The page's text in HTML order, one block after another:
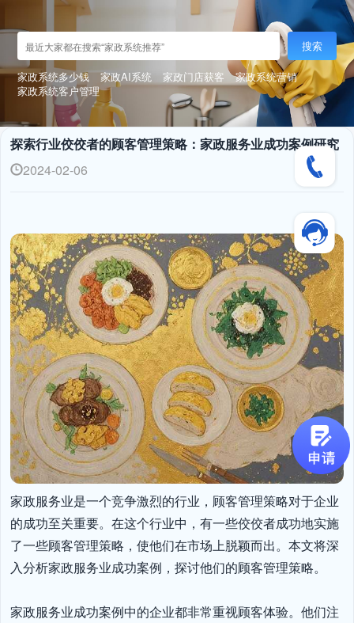
搜索
家政系统多少钱 家政AI系统 家政门店获客
家政系统营销
家政系统客户管理
探索行业佼佼者的顾客管理策略：家政服务业成功案例研究
2024-02-06
家政服务业是一个竞争激烈的行业，顾客管理策略对于企业
的成功至关重要。在这个行业中，有一些佼佼者成功地实施
了一些顾客管理策略，使他们在市场上脱颖而出。本文将深
入分析家政服务业成功案例，探讨他们的顾客管理策略。
家政服务业成功案例中的企业都非常重视顾客体验。他们注